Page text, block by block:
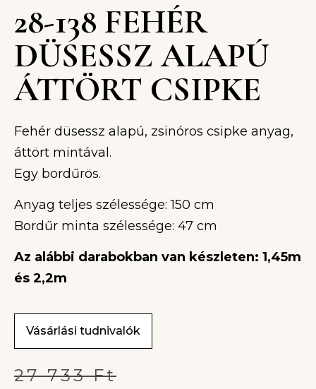
28-138 FEHÉR
DÜSESSZ ALAPÚ
ÁTTÖRT CSIPKE
Fehér düsessz alapú, zsinóros csipke anyag,
áttört mintával.
Egy bordűrös.
Anyag teljes szélessége: 150 cm
Bordűr minta szélessége: 47 cm
Az alábbi darabokban van készleten: 1,45m
és 2,2m
Vásárlási tudnivalók
27 733Ft